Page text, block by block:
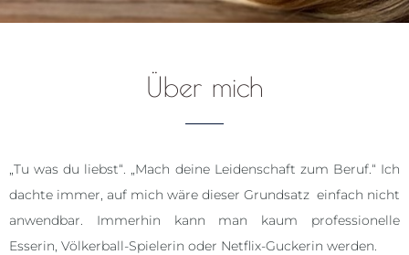
"WER SAGT, DASS MEINE
TRÄUME TRÄUME BLEIBEN
MÜSSEN?"
Über mich
„Tu was du liebst“. „Mach deine Leidenschaft zum Beruf.“ Ich
dachte immer, auf mich wäre dieser Grundsatz einfach nicht
anwendbar. Immerhin kann man kaum professionelle
Esserin, Völkerball-Spielerin oder Netflix-Guckerin werden.